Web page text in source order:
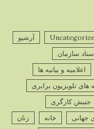
آرشیو
سازمان
اعلامیه و بیانیه ها
های تلویزیون برابری
جنبش کارگری
جهانی خانه
زنان